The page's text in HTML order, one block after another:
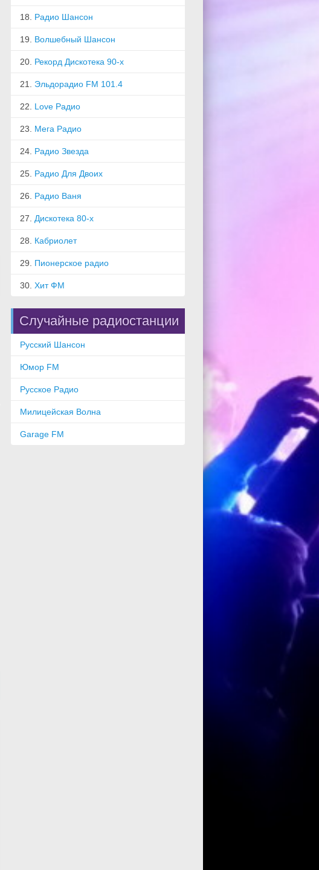
18. Радио Шансон
19. Волшебный Шансон
20. Рекорд Дискотека 90-х
21. Эльдорадио FM 101.4
22. Love Радио
23. Мега Радио
24. Радио Звезда
25. Радио Для Двоих
26. Радио Ваня
27. Дискотека 80-х
28. Кабриолет
29. Пионерское радио
30. Хит ФМ
Случайные радиостанции
Русский Шансон
Юмор FM
Русское Радио
Милицейская Волна
Garage FM